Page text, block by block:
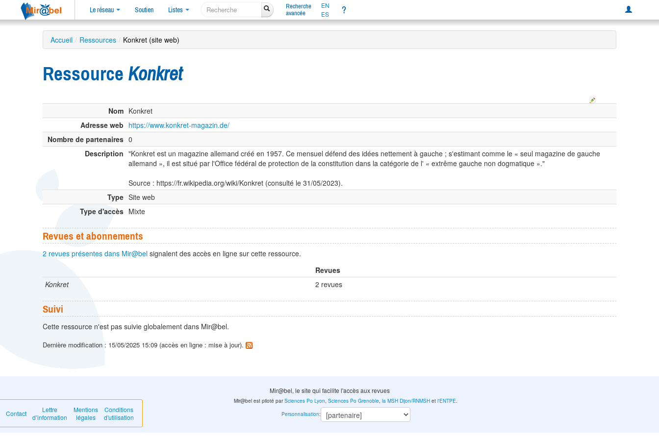
Le réseau Soutien Listes
Recherche
avancée
EN
ES
?
Accueil / Ressources / Konkret (site web)
Ressource Konkret
Nom Konkret
Adresse web https://www.konkret-magazin.de/
Nombre de partenaires 0
Description "Konkret est un magazine allemand créé en 1957. Ce mensuel défend des idées nettement à gauche ; s'estimant comme le « seul magazine de gauche
allemand », il est situé par l'Office fédéral de protection de la constitution dans la catégorie de l' « extrême gauche non dogmatique »."
Source : https://fr.wikipedia.org/wiki/Konkret (consulté le 31/05/2023).
Type Site web
Type d'accès Mixte
Revues et abonnements
2 revues présentes dans Mir@bel signalent des accès en ligne sur cette ressource.
Revues
Konkret
2 revues
Suivi
Cette ressource n'est pas suivie globalement dans Mir@bel.
Dernière modification : 15/05/2025 15:09 (accès en ligne : mise à jour).
Mir@bel, le site qui facilite l'accès aux revues
Contact
Lettre
d’information
Mentions
légales
Conditions
d'utilisation
Mir@bel est piloté parSciences Po Lyon,Sciences Po Grenoble,la MSH Dijon/RNMSH etl'ENTPE.
Personnalisation: